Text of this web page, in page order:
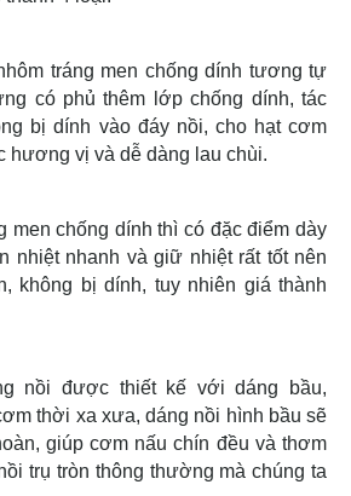
tráng men chống dính tương tự
có phủ thêm lớp chống dính, tác
bị dính vào đáy nồi, cho hạt cơm
hương vị và dễ dàng lau chùi.
men chống dính thì có đặc điểm dày
nhiệt nhanh và giữ nhiệt rất tốt nên
không bị dính, tuy nhiên giá thành
nồi được thiết kế với dáng bầu,
thời xa xưa, dáng nồi hình bầu sẽ
giúp cơm nấu chín đều và thơm
trụ tròn thông thường mà chúng ta